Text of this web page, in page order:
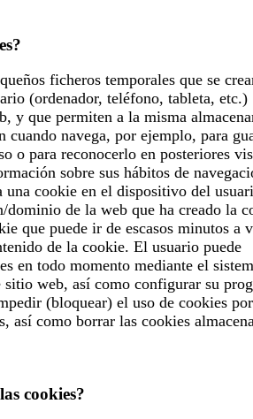
ficheros temporales que se
(ordenador, teléfono, tableta, etc.)
y que permiten a la misma
cuando navega, por ejemplo, para
o para reconocerlo en posteriores
sobre sus hábitos de
una cookie en el dispositivo del
dominio de la web que ha creado la
que puede ir de escasos minutos a
de la cookie. El usuario puede
en todo momento mediante el
sitio web, así como configurar su
(bloquear) el uso de cookies
así como borrar las cookies
cookies?